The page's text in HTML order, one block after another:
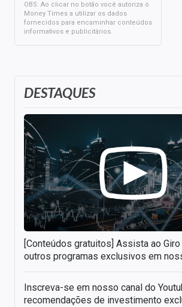
DESTAQUES
[Conteúdos gratuitos] Assista ao
outros programas exclusivos em
Inscreva-se em nosso canal do
recomendações de investimento
OBS: Ao clicar no botão você autoriza o
Money Times a utilizar os dados
fornecidos para encaminhar conteúdos
informativos e publicitários.